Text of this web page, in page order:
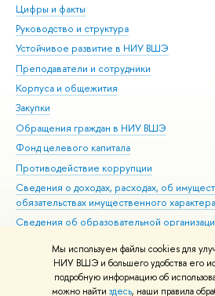
Мы используем файлы cookies для
НИУ ВШЭ и большего удобства его
подробную информацию об
можно найти здесь, наши правила
Цифры и факты
Руководство и структура
Устойчивое развитие в НИУ ВШЭ
Преподаватели и сотрудники
Корпуса и общежития
Закупки
Обращения граждан в НИУ ВШЭ
Фонд целевого капитала
Противодействие коррупции
Сведения о доходах, расходах, об
обязательствах имущественного характера
Сведения об образовательной
Людям с ограниченными возможностями
Единая платежная страница
Работа в Вышке